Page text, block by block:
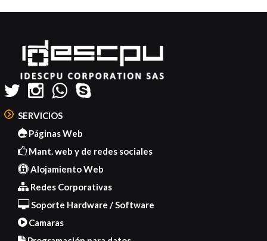
Post
Generator
SERVICIOS
Páginas Web
Mant. web y de redes sociales
Alojamiento Web
Redes Corporativas
Soporte Hardware / Software
Camaras